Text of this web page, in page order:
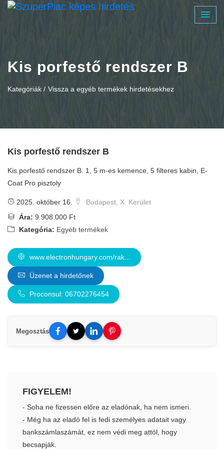
Kis porfestő rendszer B
Kategóriák / Vissza a egyéb termékek hirdetésekhez
Kis porfestő rendszer B
Kis porfestő rendszer B. 1, 5 m-es kemence, 5 filteres kabin, E-
Coat Pro pisztoly
2025. október 16.
Budapest, X. Kerület
Ára: 9.908.000 Ft
Kategória: Egyéb termékek
www.electronhungary.com/rak...
Üzenet a hirdetőnek
Proconsul: 06702276454
Megosztás
FIGYELEM!
- Soha ne fizessen előre az eladónak, ha nem ismeri.
- Még ha az eladó fel is fedi személyes adatait vagy
bankszámlaszámát, ez nem védi meg attól, hogy
becsapják.